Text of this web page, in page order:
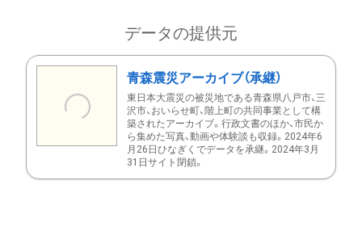
データの提供元
青森震災アーカイブ（承継）
東日本大震災の被災地である青森県八戸市、三
沢市、おいらせ町、階上町の共同事業として構
築されたアーカイブ。行政文書のほか、市民か
ら集めた写真、動画や体験談も収録。2024年6
月26日ひなぎくでデータを承継。2024年3月
31日サイト閉鎖。